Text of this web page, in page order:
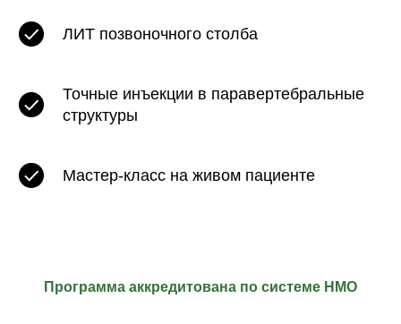
ЛИТ позвоночного столба
Точные инъекции в паравертебральные
структуры
Мастер-класс на живом пациенте
Программа аккредитована по системе НМО